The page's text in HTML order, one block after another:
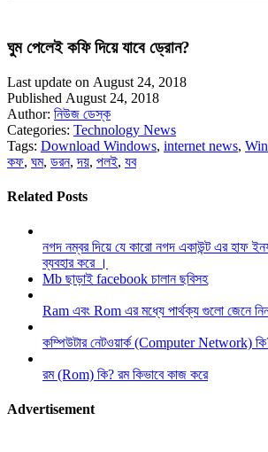
ঘুম পেলেই কফি দিয়ে যাবে ড্রোন?
Last update on August 24, 2018
Published August 24, 2018
Author: নিউজ ডেস্ক
Categories: Technology News
Tags: Download Windows, internet news,
কফ, ঘম, ডরন,দয়, পলই, যব
Related Posts
নগদ নম্বর দিয়ে যে কারো নগদ একাউন্ট এর হাফ
ব্যবহার করে ।
Mb ছাড়াই facebook চালান ছবিসহ
Ram এবং Rom এর মধ্যে পার্থক্য গুলো জেনে
কম্পিউটার নেটওয়ার্ক (Computer Network)
রম (Rom) কি? রম কিভাবে কাজ করে
Advertisement